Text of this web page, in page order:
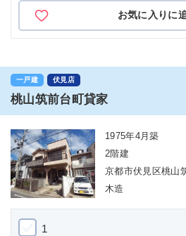
お気に入りに
一戸建 伏見店
桃山筑前台町貸家
1975年4月築
2階建
京都市伏見区桃山
木造
1